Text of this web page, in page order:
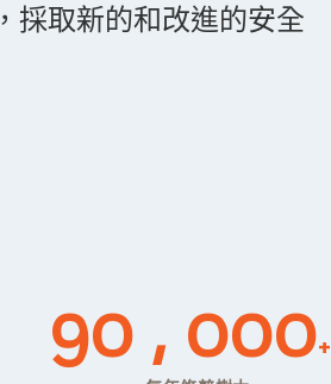
採取新的和改進的安全
90 , 000
+